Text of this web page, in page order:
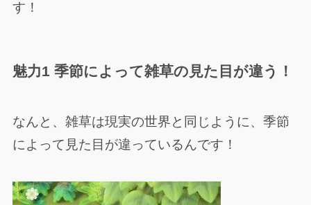
す！
魅力1 季節によって雑草の見た目が違う！
なんと、雑草は現実の世界と同じように、季節
によって見た目が違っているんです！